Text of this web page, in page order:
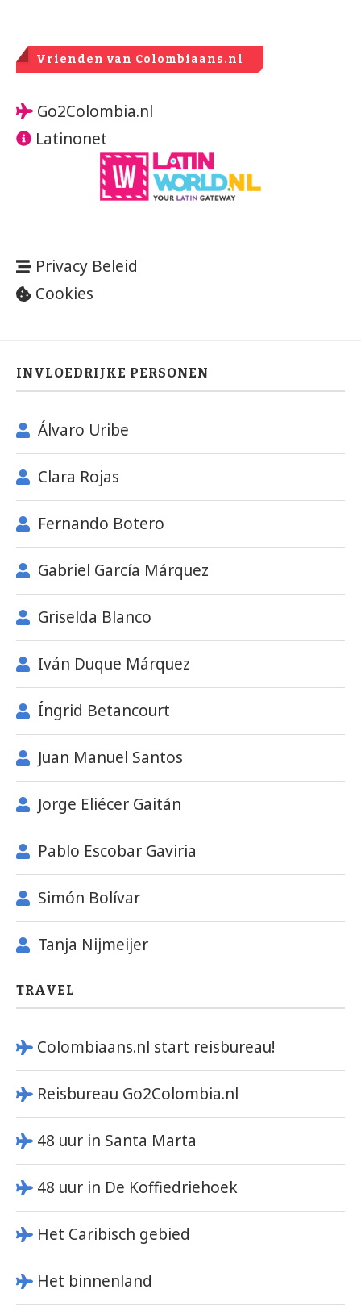
Vrienden van Colombiaans.nl
Go2Colombia.nl
Latinonet
Privacy Beleid
Cookies
INVLOEDRIJKE PERSONEN
Álvaro Uribe
Clara Rojas
Fernando Botero
Gabriel García Márquez
Griselda Blanco
Iván Duque Márquez
Íngrid Betancourt
Juan Manuel Santos
Jorge Eliécer Gaitán
Pablo Escobar Gaviria
Simón Bolívar
Tanja Nijmeijer
TRAVEL
Colombiaans.nl start reisbureau!
Reisbureau Go2Colombia.nl
48 uur in Santa Marta
48 uur in De Koffiedriehoek
Het Caribisch gebied
Het binnenland